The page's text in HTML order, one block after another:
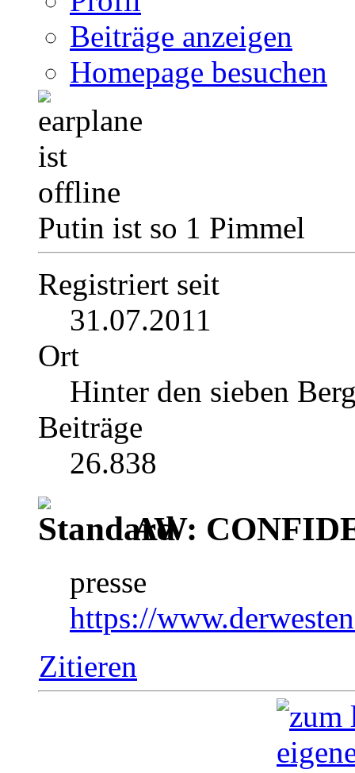
Beiträge anzeigen
Homepage besuchen
Putin ist so 1 Pimmel
Registriert seit
31.07.2011
Ort
Hinter den sieben
Beiträge
26.838
AW:
presse
https://
Zitieren